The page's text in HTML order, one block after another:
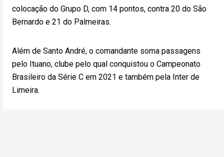
colocação do Grupo D, com 14 pontos, contra 20 do São
Bernardo e 21 do Palmeiras.
Além de Santo André, o comandante soma passagens
pelo Ituano, clube pelo qual conquistou o Campeonato
Brasileiro da Série C em 2021 e também pela Inter de
Limeira.